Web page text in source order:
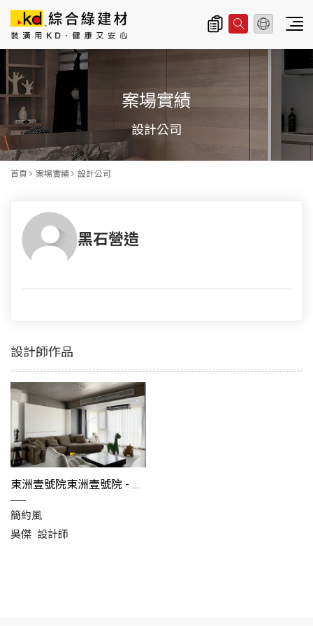
主
導
覽
|
K
D
定
企
業
股
限
公
司
案場實績
設計公司
首頁 案場實績 設計公司
黑石營造
設計師作品
東洲壹號院東洲壹號院 - 室內設計分享
簡約風
吳傑 設計師
總公司資訊